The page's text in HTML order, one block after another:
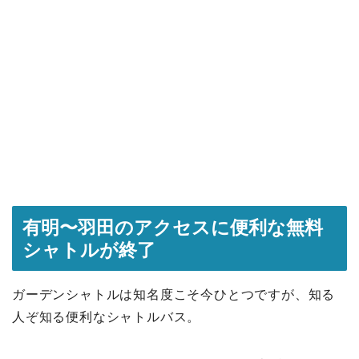
有明〜羽田のアクセスに便利な無料
シャトルが終了
ガーデンシャトルは知名度こそ今ひとつですが、知る
人ぞ知る便利なシャトルバス。